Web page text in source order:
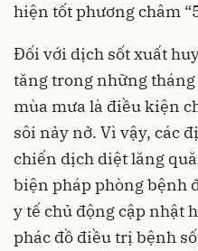
hiện tốt phương châm
Đối với dịch sốt xuất
tăng trong những
mùa mưa là điều kiện
sôi nảy nở. Vì vậy, các
chiến dịch diệt lăng
biện pháp phòng bệnh
y tế chủ động cập nhật
phác đồ điều trị bệnh